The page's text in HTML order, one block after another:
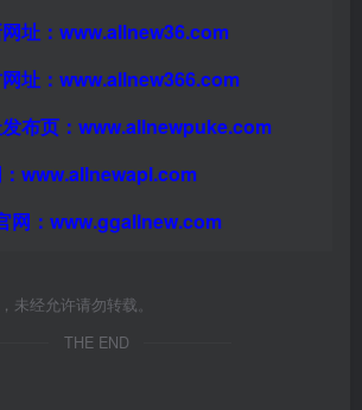
址： www.allnew36.com
址： www.allnew366.com
布页： www.allnewpuke.com
www.allnewapl.com
网： www.ggallnew.com
未经允许请勿转载。
THE END